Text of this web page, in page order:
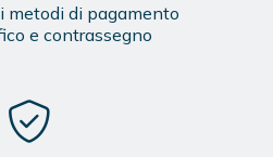
metodi di pagamento
e contrassegno